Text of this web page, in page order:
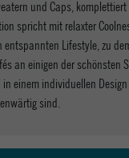
und Caps,
spricht mit relaxter
Lifestyle, zu
an einigen der schönsten
einem individuellen
sind.